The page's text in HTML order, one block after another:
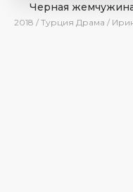
Черная
2018 / Турция Драма / Ирина